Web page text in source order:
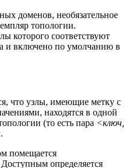
доменов, необязательное
топологии.
которого соответствуют
и включено по умолчанию в
что узлы, имеющие метку с
находятся в одной
(то есть пара <ключ,
помещается
Доступным определяется